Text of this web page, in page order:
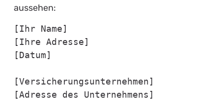
aussehen:
[Ihr Name]
[Ihre Adresse]
[Datum]
[Versicherungsunternehmen]
[Adresse des Unternehmens]